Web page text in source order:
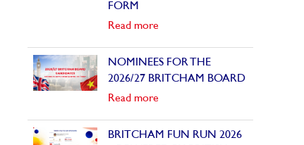
FORM
Read more
NOMINEES FOR THE
2026/27 BRITCHAM BOARD
Read more
BRITCHAM FUN RUN 2026